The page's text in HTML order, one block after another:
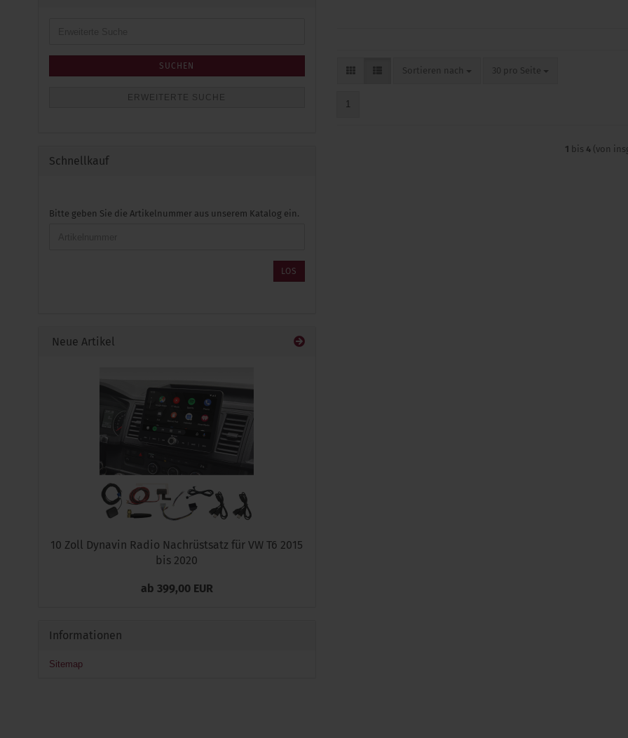
Sortieren nach
Sortieren nach 30 pro Seite
pro Seite
1
1 bis 4 (von
SUCHEN
ERWEITERTE SUCHE
Schnellkauf
BITTE
Bitte geben Sie die Artikelnummer aus unserem Katalog ein.
LOS
Neue Artikel
10 Zoll Dynavin Radio Nachrüstsatz für VW T6 2015
bis 2020
ab 399,00 EUR
Informationen
Sitemap